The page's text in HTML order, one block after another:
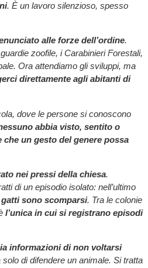
. È un lavoro silenzioso, spesso
alle forze dell’ordine.
zoofile, i Carabinieri Forestali,
Ora attendiamo gli sviluppi, ma
direttamente agli abitanti di
dove le persone si conoscono
abbia visto, sentito o
un gesto del genere possa
nei pressi della chiesa.
di un episodio isolato: nell’ultimo
sono scomparsi. Tra le colonie
l’unica in cui si registrano episodi
informazioni di non voltarsi
di difendere un animale. Si tratta